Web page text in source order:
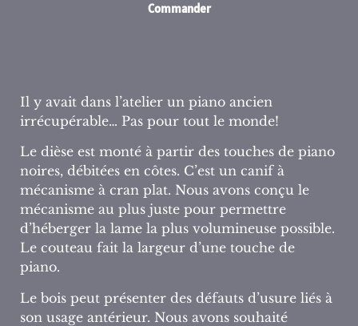
Commander
Il y avait dans l’atelier un piano ancien
irrécupérable… Pas pour tout le monde!
Le dièse est monté à partir des touches de piano
noires, débitées en côtes. C’est un canif à
mécanisme à cran plat. Nous avons conçu le
mécanisme au plus juste pour permettre
d’héberger la lame la plus volumineuse possible.
Le couteau fait la largeur d’une touche de
piano.
Le bois peut présenter des défauts d’usure liés à
son usage antérieur. Nous avons souhaité